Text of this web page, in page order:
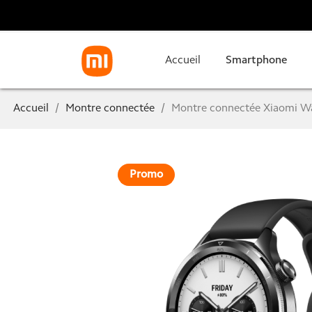
Accueil Smartphone
Accueil Montre connectée Montre connectée Xiaomi
Promo